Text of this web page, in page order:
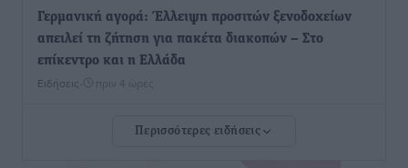
Γερμανική αγορά: Έλλειψη προσιτών ξενοδοχείων
απειλεί τη ζήτηση για πακέτα διακοπών – Στο
επίκεντρο και η Ελλάδα
Ειδήσεις πριν 4 ώρες
Νέο ξενοδοχείο στη Ρόδο για την H Hotels –
Περισσότερες ειδήσεις